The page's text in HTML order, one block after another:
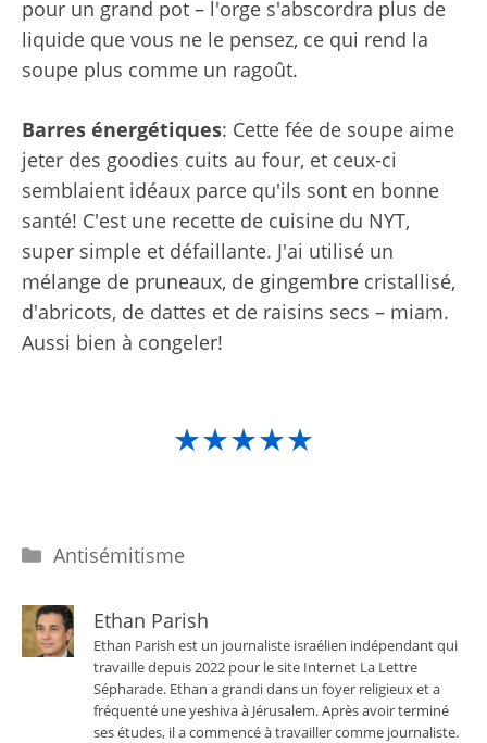
pour un grand pot – l'orge s'abscordra plus de
liquide que vous ne le pensez, ce qui rend la
soupe plus comme un ragoût.
Barres énergétiques: Cette fée de soupe aime
jeter des goodies cuits au four, et ceux-ci
semblaient idéaux parce qu'ils sont en bonne
santé! C'est une recette de cuisine du NYT,
super simple et défaillante. J'ai utilisé un
mélange de pruneaux, de gingembre cristallisé,
d'abricots, de dattes et de raisins secs – miam.
Aussi bien à congeler!
★★★★★
Catégories
Antisémitisme
Ethan Parish
Ethan Parish est un journaliste israélien indépendant qui
travaille depuis 2022 pour le site Internet La Lettre
Sépharade. Ethan a grandi dans un foyer religieux et a
fréquenté une yeshiva à Jérusalem. Après avoir terminé
ses études, il a commencé à travailler comme journaliste.